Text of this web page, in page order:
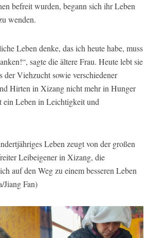
befreit wurden, begann sich ihr Leben
wenden.
Leben denke, das ich heute habe, muss
sagte die ältere Frau. Heute lebt sie
der Viehzucht sowie verschiedener
Hirten in Xizang nicht mehr in Hunger
ein Leben in Leichtigkeit und
Leben zeugt von der großen
Leibeigener in Xizang, die
auf den Weg zu einem besseren Leben
Jiang Fan)